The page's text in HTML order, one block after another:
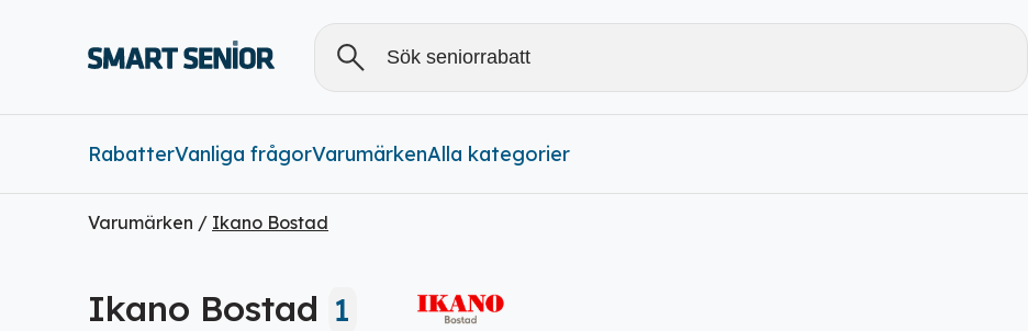
Alla
Rabatter (
RabatterVanliga frågorVarumärkenAlla kategorier
Varumärken / Ikano Bostad
Ikano Bostad 1